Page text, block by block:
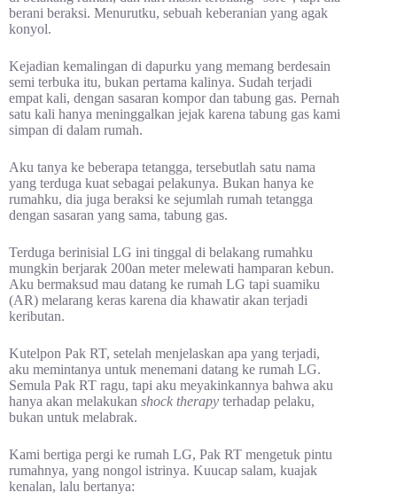
berani beraksi. Menurutku, sebuah keberanian yang agak
konyol.
Kejadian kemalingan di dapurku yang memang berdesain
semi terbuka itu, bukan pertama kalinya. Sudah terjadi
empat kali, dengan sasaran kompor dan tabung gas. Pernah
satu kali hanya meninggalkan jejak karena tabung gas kami
simpan di dalam rumah.
Aku tanya ke beberapa tetangga, tersebutlah satu nama
yang terduga kuat sebagai pelakunya. Bukan hanya ke
rumahku, dia juga beraksi ke sejumlah rumah tetangga
dengan sasaran yang sama, tabung gas.
Terduga berinisial LG ini tinggal di belakang rumahku
mungkin berjarak 200an meter melewati hamparan kebun.
Aku bermaksud mau datang ke rumah LG tapi suamiku
(AR) melarang keras karena dia khawatir akan terjadi
keributan.
Kutelpon Pak RT, setelah menjelaskan apa yang terjadi,
aku memintanya untuk menemani datang ke rumah LG.
Semula Pak RT ragu, tapi aku meyakinkannya bahwa aku
hanya akan melakukan shock therapy terhadap pelaku,
bukan untuk melabrak.
Kami bertiga pergi ke rumah LG, Pak RT mengetuk pintu
rumahnya, yang nongol istrinya. Kuucap salam, kuajak
kenalan, lalu bertanya: